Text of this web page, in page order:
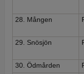
28. Mången
29. Snösjön
30. Ödmården